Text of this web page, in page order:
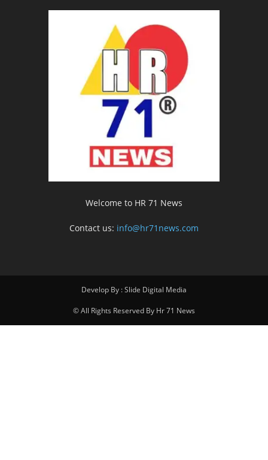
Welcome to HR 71 News
Contact us: info@hr71news.com
Develop By : Slide Digital Media
© All Rights Reserved By Hr 71 News